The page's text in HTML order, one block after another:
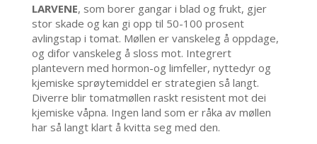
LARVENE, som borer gangar i blad og frukt, gjer
stor skade og kan gi opp til 50-100 prosent
avlingstap i tomat. Møllen er vanskeleg å oppdage,
og difor vanskeleg å sloss mot. Integrert
plantevern med hormon-og limfeller, nyttedyr og
kjemiske sprøytemiddel er strategien så langt.
Diverre blir tomatmøllen raskt resistent mot dei
kjemiske våpna. Ingen land som er råka av møllen
har så langt klart å kvitta seg med den.